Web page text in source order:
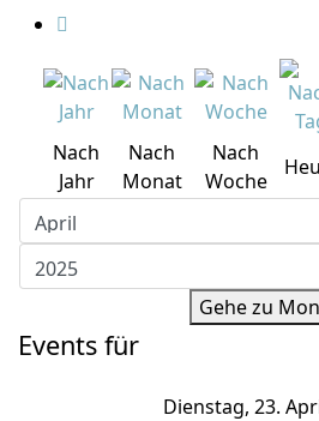
Nach
Jahr
Nach
Monat
Nach
Woche
Gehe zu
Events für
Dienstag, 23.